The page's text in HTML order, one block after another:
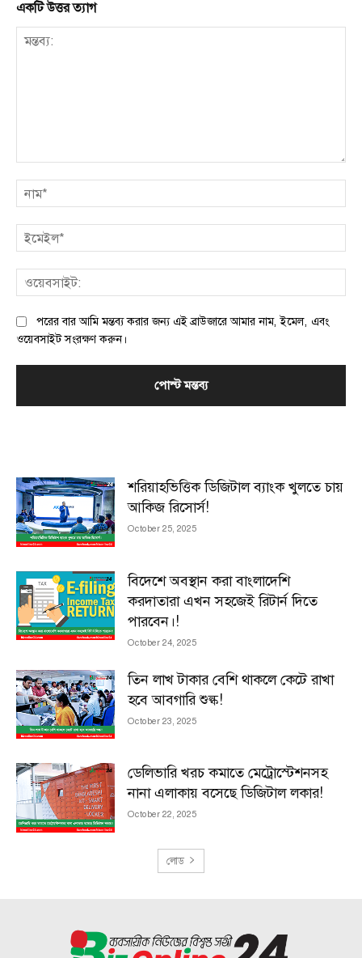
একটি উত্তর ত্যাগ
পরের বার আমি মন্তব্য করার জন্য এই ব্রাউজারে আমার নাম, ইমেল, এবং
ওয়েবসাইট সংরক্ষণ করুন।
শরিয়াহভিত্তিক ডিজিটাল ব্যাংক খুলতে চায়
আকিজ রিসোর্স!
October 25, 2025
বিদেশে অবস্থান করা বাংলাদেশি
করদাতারা এখন সহজেই রিটার্ন দিতে
পারবেন।!
October 24, 2025
তিন লাখ টাকার বেশি থাকলে কেটে রাখা
হবে আবগারি শুল্ক!
October 23, 2025
ডেলিভারি খরচ কমাতে মেট্রোস্টেশনসহ
নানা এলাকায় বসেছে ডিজিটাল লকার!
October 22, 2025
লোড